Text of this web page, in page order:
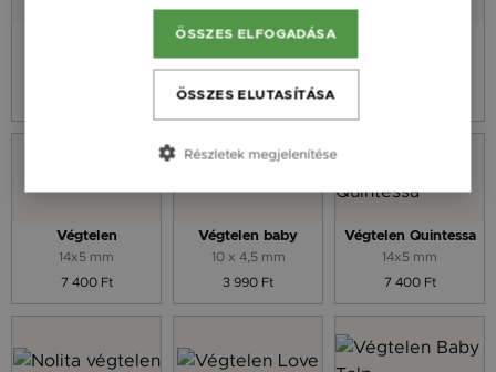
Essence Z
10 mm
9 900 Ft
Végtelen
14x5 mm
7 400 Ft
Végtelen baby
10 x 4,5 mm
3 990 Ft
Végtelen Quintessa
14x5 mm
7 400 Ft
ÖSSZES ELFOGADÁSA
ÖSSZES ELUTASÍTÁSA
Részletek megjelenítése